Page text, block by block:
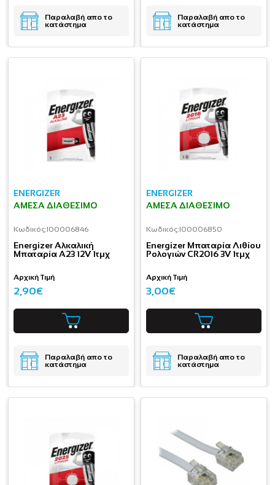
Παραλαβή απο το
κατάστημα
Παραλαβή απο το
κατάστημα
ENERGIZER
ΆΜΕΣΑ ΔΙΑΘΈΣΙΜΟ
Κωδικός:I00006846
Energizer Αλκαλική
Μπαταρία A23 12V 1τμχ
Αρχική Τιμή
2,90€
Παραλαβή απο το
κατάστημα
ENERGIZER
ΆΜΕΣΑ ΔΙΑΘΈΣΙΜΟ
Κωδικός:I00006850
Energizer Μπαταρία Λιθίου
Ρολογιών CR2016 3V 1τμχ
Αρχική Τιμή
3,00€
Παραλαβή απο το
κατάστημα